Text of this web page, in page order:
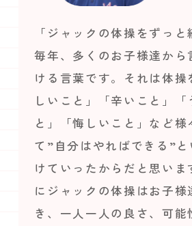
「ジャックの体操をずっと
毎年、多くのお子様達から
ける言葉です。それは体操
しいこと」「辛いこと」「
と」「悔しいこと」など様
て”自分はやればできる”と
けていったからだと思いま
にジャックの体操はお子様
き、一人一人の良さ、可能